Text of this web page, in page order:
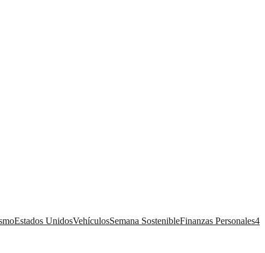
Estados UnidosVehículosSemana SostenibleFinanzas Personales4